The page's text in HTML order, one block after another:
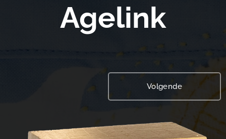
Agelink
Volgende